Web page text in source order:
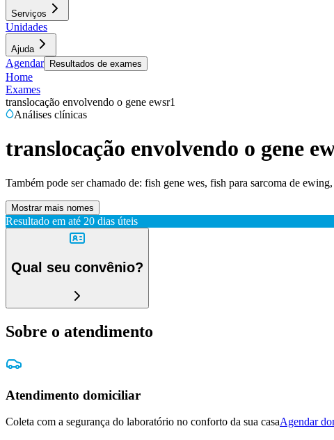
Serviços
Unidades
Ajuda
Agendar Resultados de exames
Home
Exames
translocação envolvendo o gene ewsr1
Análises clínicas
translocação envolvendo o gene
Também pode ser chamado de: fish gene wes, fish para sarcoma de
Mostrar mais nomes
Resultado em até 20 dias úteis
Qual seu convênio?
Sobre o atendimento
Atendimento domiciliar
Coleta com a segurança do laboratório no conforto da sua casaAgendar